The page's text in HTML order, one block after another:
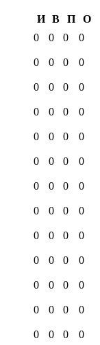
И В П
О
0 0 0 0
0 0 0 0
0 0 0 0
0 0 0 0
0 0 0 0
0 0 0 0
0 0 0 0
0 0 0 0
0 0 0 0
0 0 0 0
0 0 0 0
0 0 0 0
0 0 0 0